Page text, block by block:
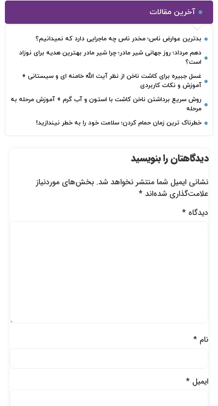
آخرین مقالات
بدترین عوارض ناس؛ مخدر ناس چه ماجرایی دارد که نمیدانیم؟
دهم مرداد؛ روز جهانی شیر مادر؛ چرا شیر مادر بهترین هدیه برای نوزاد
است؟
غسل جبیره برای کاشت ناخن از نظر آیت الله خامنه ای و سیستانی +
آموزش و نکات کاربردی
روش سریع برداشتن ناخن کاشت با استون و آب گرم + آموزش مرحله به
مرحله
خطرناک‌ ترین زمان‌ حمام کردن؛ سلامت خود را به خطر نیندازید!
دیدگاهتان را بنویسید
نشانی ایمیل شما منتشر نخواهد شد. بخش‌های موردنیاز
علامت‌گذاری شده‌اند*
دیدگاه*
نام*
ایمیل*